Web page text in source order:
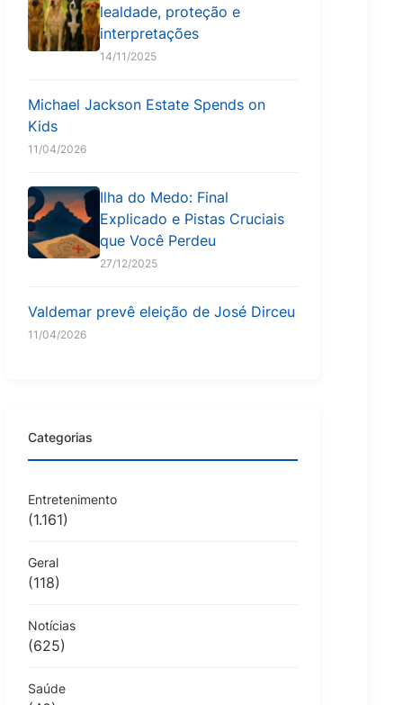
lealdade, proteção e
interpretações
14/11/2025
Michael Jackson Estate Spends on
Kids
11/04/2026
Ilha do Medo: Final
Explicado e Pistas Cruciais
que Você Perdeu
27/12/2025
Valdemar prevê eleição de José Dirceu
11/04/2026
Categorias
Entretenimento
(1.161)
Geral
(118)
Notícias
(625)
Saúde